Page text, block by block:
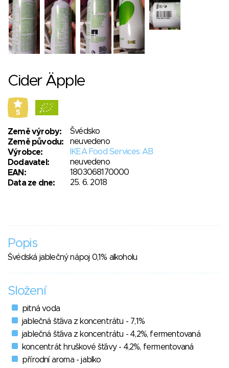
Cider Äpple
5
Země výroby:
Švédsko
Země původu:
neuvedeno
Výrobce:
IKEA Food Services AB
Dodavatel:
neuvedeno
EAN:
1803068170000
Data ze dne:
25. 6. 2018
Popis
Švédská jablečný nápoj 0,1% alkoholu
Složení
pitná voda
jablečná šťáva z koncentrátu - 7,1%
jablečná šťáva z koncentrátu - 4,2%, fermentovaná
koncentrát hruškové šťávy - 4,2%, fermentovaná
přírodní aroma - jablko